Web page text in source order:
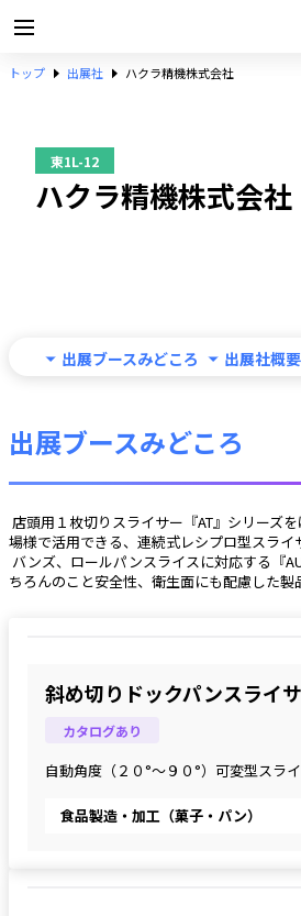
トップ 出展社 ハクラ精機株式会社
東1L-12
ハクラ精機株式会社
出展ブースみどころ 出展社概要
出展ブースみどころ
場様で活用できる、連続式レシプロ型スライ
ちろんのこと安全性、衛生面にも配慮した製
斜め切りドックパンスラ
カタログあり
自動角度（２０°～９０°）可変型スラ
食品製造・加工（菓子・パン）